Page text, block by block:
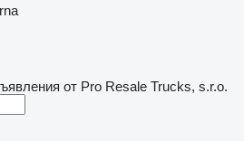
от Pro Resale Trucks, s.r.o.